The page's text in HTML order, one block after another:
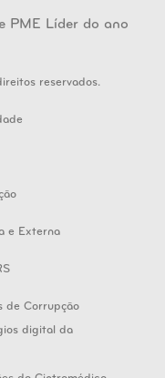
reservados.
e Externa
de Corrupção